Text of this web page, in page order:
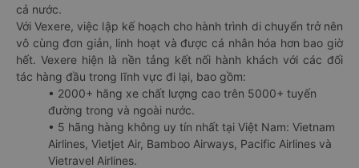
cả nước.
Với Vexere, việc lập kế hoạch cho hành trình di chuyển trở nên
vô cùng đơn giản, linh hoạt và được cá nhân hóa hơn bao giờ
hết. Vexere hiện là nền tảng kết nối hành khách với các đối
tác hàng đầu trong lĩnh vực đi lại, bao gồm:
• 2000+ hãng xe chất lượng cao trên 5000+ tuyến
đường trong và ngoài nước.
• 5 hãng hàng không uy tín nhất tại Việt Nam: Vietnam
Airlines, Vietjet Air, Bamboo Airways, Pacific Airlines và
Vietravel Airlines.